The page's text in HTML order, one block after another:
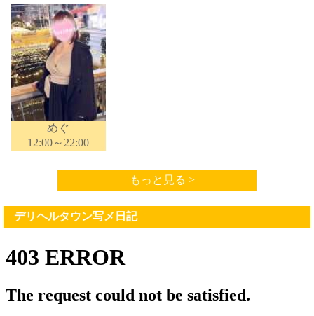
めぐ
12:00～22:00
もっと見る >
デリヘルタウン写メ日記